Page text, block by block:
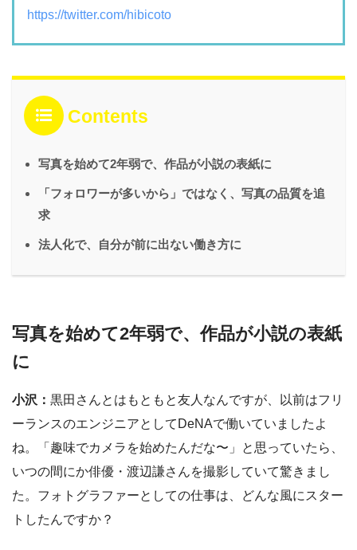
https://twitter.com/hibicoto
Contents
写真を始めて2年弱で、作品が小説の表紙に
「フォロワーが多いから」ではなく、写真の品質を追
求
法人化で、自分が前に出ない働き方に
写真を始めて2年弱で、作品が小説の表紙
に
小沢： 黒田さんとはもともと友人なんですが、以前はフリ
ーランスのエンジニアとしてDeNAで働いていましたよ
ね。「趣味でカメラを始めたんだな〜」と思っていたら、
いつの間にか俳優・渡辺謙さんを撮影していて驚きまし
た。フォトグラファーとしての仕事は、どんな風にスター
トしたんですか？